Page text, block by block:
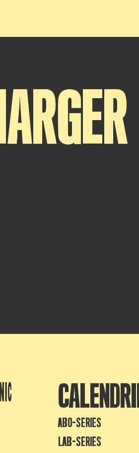
ABO-SERIES
LAB-SERIES